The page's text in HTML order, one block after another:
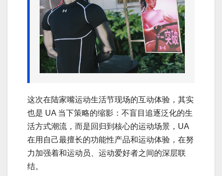
这次在陆家嘴运动生活节现场的互动体验，其实
也是 UA 当下策略的缩影：不盲目追逐泛化的生
活方式潮流，而是回归到核心的运动场景，UA
在用自己最擅长的功能性产品和运动体验，在努
力加强着和运动员、运动爱好者之间的深层联
结。